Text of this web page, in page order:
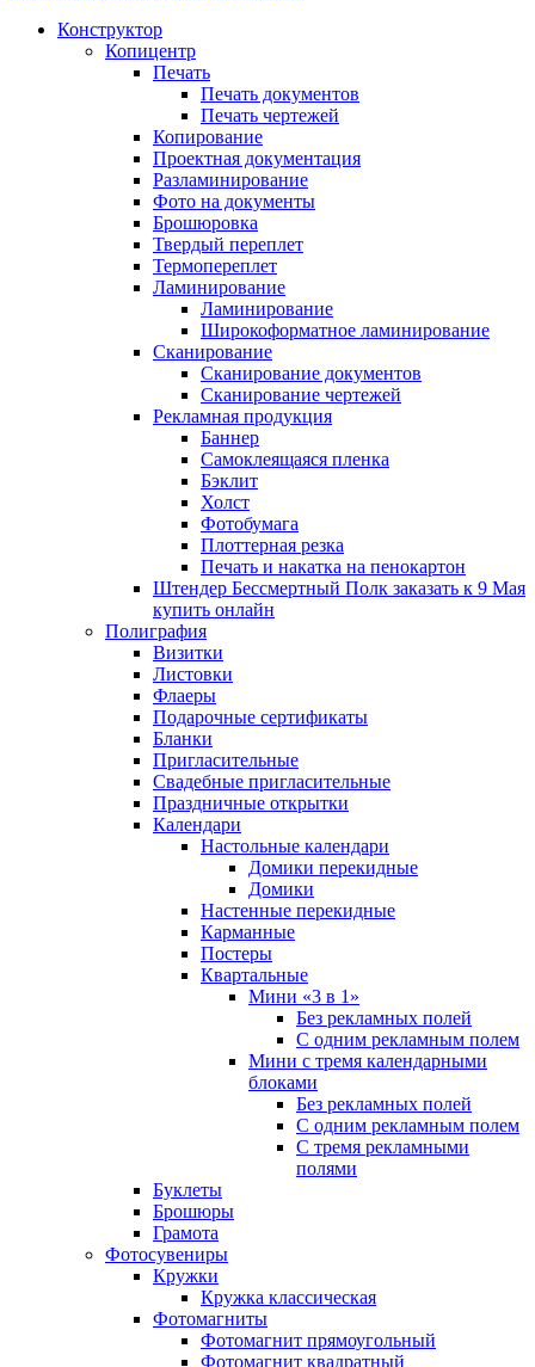
Конструктор
Копицентр
Печать
Печать документов
Печать чертежей
Копирование
Проектная документация
Разламинирование
Фото на документы
Брошюровка
Твердый переплет
Термопереплет
Ламинирование
Ламинирование
Широкоформатное ламинирование
Сканирование
Сканирование документов
Сканирование чертежей
Рекламная продукция
Баннер
Самоклеящаяся пленка
Бэклит
Холст
Фотобумага
Плоттерная резка
Печать и накатка на пенокартон
Штендер Бессмертный Полк заказать к 9 Мая
купить онлайн
Полиграфия
Визитки
Листовки
Флаеры
Подарочные сертификаты
Бланки
Пригласительные
Свадебные пригласительные
Праздничные открытки
Календари
Настольные календари
Домики перекидные
Домики
Настенные перекидные
Карманные
Постеры
Квартальные
Мини «3 в 1»
Без рекламных полей
С одним рекламным полем
Мини с тремя календарными
блоками
Без рекламных полей
С одним рекламным полем
С тремя рекламными
полями
Буклеты
Брошюры
Грамота
Фотосувениры
Кружки
Кружка классическая
Фотомагниты
Фотомагнит прямоугольный
Фотомагнит квадратный